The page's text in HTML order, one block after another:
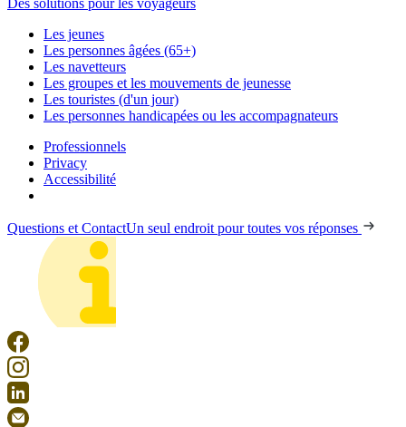
Des solutions pour les voyageurs
Les jeunes
Les personnes âgées (65+)
Les navetteurs
Les groupes et les mouvements de jeunesse
Les touristes (d'un jour)
Les personnes handicapées ou les accompagnateurs
Professionnels
Privacy
Accessibilité
Questions et ContactUn seul endroit pour toutes vos réponses